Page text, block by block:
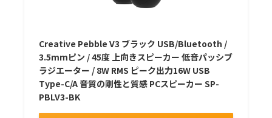
Creative Pebble V3 ブラック USB/Bluetooth /
3.5mmピン / 45度 上向きスピーカー 低音パッシブ
ラジエーター / 8W RMS ピーク出力16W USB
Type-C/A 音質の剛性と質感 PCスピーカー SP-
PBLV3-BK